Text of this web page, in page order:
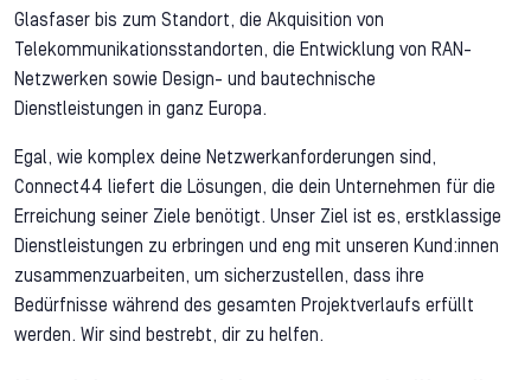
Glasfaser bis zum Standort, die Akquisition von
Telekommunikationsstandorten, die Entwicklung von RAN-
Netzwerken sowie Design- und bautechnische
Dienstleistungen in ganz Europa.
Egal, wie komplex deine Netzwerkanforderungen sind,
Connect44 liefert die Lösungen, die dein Unternehmen für die
Erreichung seiner Ziele benötigt. Unser Ziel ist es, erstklassige
Dienstleistungen zu erbringen und eng mit unseren Kund:innen
zusammenzuarbeiten, um sicherzustellen, dass ihre
Bedürfnisse während des gesamten Projektverlaufs erfüllt
werden. Wir sind bestrebt, dir zu helfen.